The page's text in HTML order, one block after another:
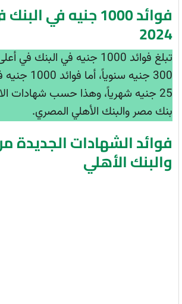
فوائد 1000 جنيه في
2024
تبلغ فوائد 1000 جنيه في
300 جنيه
25 جنيه شهرياً، وهذا حسب شهادات
بنك مصر والبنك الأهلي المصري.
فوائد الشهادات الجديدة
والبنك الأهلي